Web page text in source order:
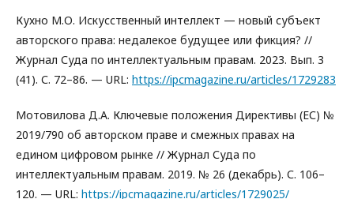
Кухно М.О. Искусственный интеллект — новый субъект
авторского права: недалекое будущее или фикция? //
Журнал Суда по интеллектуальным правам. 2023. Вып. 3
(41). С. 72–86. — URL: https://ipcmagazine.ru/articles/1729283
Мотовилова Д.А. Ключевые положения Директивы (ЕС) №
2019/790 об авторском праве и смежных правах на
едином цифровом рынке // Журнал Суда по
интеллектуальным правам. 2019. № 26 (декабрь). С. 106–
120. — URL: https://ipcmagazine.ru/articles/1729025/